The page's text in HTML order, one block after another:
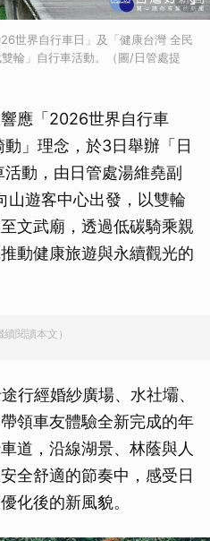
世界自行車日」及「健康台灣 全民
輪」自行車活動。（圖/日管處提
應「2026世界自行車
」理念，於3日舉辦「日
動，由日管處湯維堯副
山遊客中心出發，以雙輪
文武廟，透過低碳騎乘親
動健康旅遊與永續觀光的
閱讀本文）
行經婚紗廣場、水社壩、
領車友體驗全新完成的年
道，沿線湖景、林蔭與人
全舒適的節奏中，感受日
化後的新風貌。